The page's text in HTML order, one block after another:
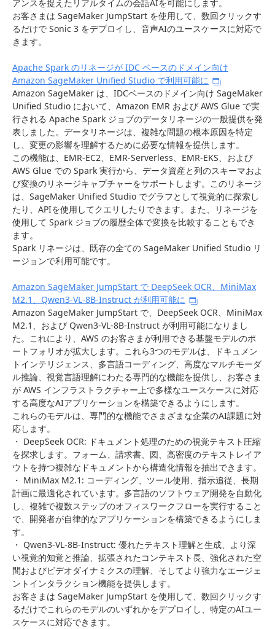
アンスを捉えたリアルタイムの会話AIを可能にします。
お客さまは SageMaker JumpStart を使用して、数回クリックす
るだけで Sonic 3 をデプロイし、音声AIのユースケースに対応で
きます。
Apache Spark のリネージが IDC ベースのドメイン向け
Amazon SageMaker Unified Studio で利用可能に
Amazon SageMaker は、IDCベースのドメイン向け SageMaker
Unified Studio において、Amazon EMR および AWS Glue で実
行される Apache Spark ジョブのデータリネージの一般提供を発
表しました。データリネージは、複雑な問題の根本原因を特定
し、変更の影響を理解するために必要な情報を提供します。
この機能は、EMR-EC2、EMR-Serverless、EMR-EKS、および
AWS Glue での Spark 実行から、データ資産と列のスキーマおよ
び変換のリネージキャプチャーをサポートします。このリネージ
は、SageMaker Unified Studio でグラフとして視覚的に探索し
たり、APIを使用してクエリしたりできます。また、リネージを
使用して Spark ジョブの履歴全体で変換を比較することもでき
ます。
Spark リネージは、既存の全ての SageMaker Unified Studio リ
ージョンで利用可能です。
Amazon SageMaker JumpStart で DeepSeek OCR、MiniMax
M2.1、Qwen3-VL-8B-Instruct が利用可能に
Amazon SageMaker JumpStart で、DeepSeek OCR、MiniMax
M2.1、および Qwen3-VL-8B-Instruct が利用可能になりまし
た。これにより、AWS のお客さまが利用できる基盤モデルのポ
ートフォリオが拡大します。これら3つのモデルは、ドキュメン
トインテリジェンス、多言語コーディング、高度なマルチモーダ
ル推論、視覚言語理解にわたる専門的な機能を提供し、お客さま
が AWS インフラストラクチャー上で多様なユースケースに対応
する高度なAIアプリケーションを構築できるようにします。
これらのモデルは、専門的な機能でさまざまな企業のAI課題に対
応します。
・ DeepSeek OCR: ドキュメント処理のための視覚テキスト圧縮
を探求します。フォーム、請求書、図、高密度のテキストレイア
ウトを持つ複雑なドキュメントから構造化情報を抽出できます。
・ MiniMax M2.1: コーディング、ツール使用、指示追従、長期
計画に最適化されています。多言語のソフトウェア開発を自動化
し、複雑で複数ステップのオフィスワークフローを実行すること
で、開発者が自律的なアプリケーションを構築できるようにしま
す。
・ Qwen3-VL-8B-Instruct: 優れたテキスト理解と生成、より深
い視覚的知覚と推論、拡張されたコンテキスト長、強化された空
間およびビデオダイナミクスの理解、そしてより強力なエージェ
ントインタラクション機能を提供します。
お客さまは SageMaker JumpStart を使用して、数回クリックす
るだけでこれらのモデルのいずれかをデプロイし、特定のAIユー
スケースに対応できます。